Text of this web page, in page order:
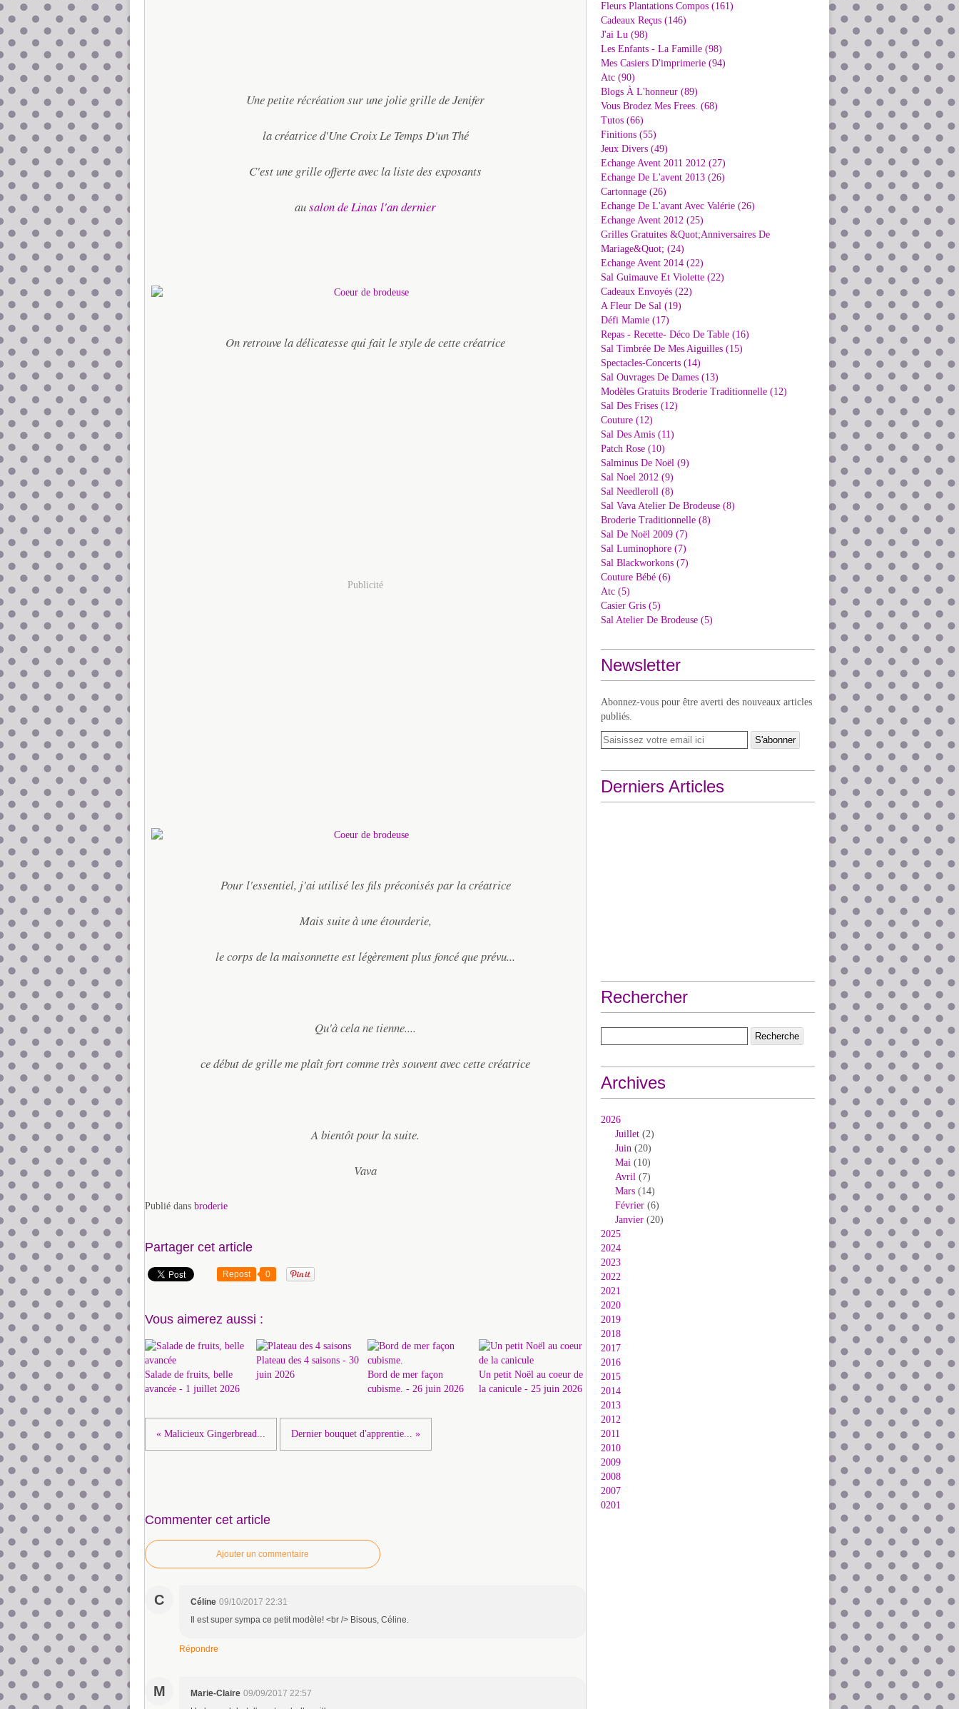
Une petite récréation sur une jolie grille de Jenifer
la créatrice d'Une Croix Le Temps D'un Thé
C'est une grille offerte avec la liste des exposants
ausalon de Linas l'an dernier
On retrouve la délicatesse qui fait le style de cette créatrice
Publicité
Pour l'essentiel, j'ai utilisé les fils préconisés par la créatrice
Mais suite à une étourderie,
le corps de la maisonnette est légèrement plus foncé que prévu...
Qu'à cela ne tienne....
ce début de grille me plaît fort comme très souvent avec cette créatrice
A bientôt pour la suite.
Vava
Publié dans broderie
Partager cet article
Repost 0
Vous aimerez aussi :
Salade de fruits, belle
avancée - 1 juillet 2026
Plateau des 4 saisons - 30
juin 2026
Bord de mer façon
cubisme. - 26 juin 2026
Un petit Noël au coeur de
la canicule - 25 juin 2026
« Malicieux Gingerbread... Dernier bouquet d'apprentie... »
Commenter cet article
Ajouter un commentaire
C Céline 09/10/2017 22:31
Il est super sympa ce petit modèle! <br /> Bisous, Céline.
Répondre
M Marie-Claire 09/09/2017 22:57
Fleurs Plantations Compos (161)
Cadeaux Reçus (146)
J'ai Lu (98)
Les Enfants - La Famille (98)
Mes Casiers D'imprimerie (94)
Atc (90)
Blogs À L'honneur (89)
Vous Brodez Mes Frees. (68)
Tutos (66)
Finitions (55)
Jeux Divers (49)
Echange Avent 2011 2012 (27)
Echange De L'avent 2013 (26)
Cartonnage (26)
Echange De L'avant Avec Valérie (26)
Echange Avent 2012 (25)
Grilles Gratuites &Quot;Anniversaires De
Mariage&Quot; (24)
Echange Avent 2014 (22)
Sal Guimauve Et Violette (22)
Cadeaux Envoyés (22)
A Fleur De Sal (19)
Défi Mamie (17)
Repas - Recette- Déco De Table (16)
Sal Timbrée De Mes Aiguilles (15)
Spectacles-Concerts (14)
Sal Ouvrages De Dames (13)
Modèles Gratuits Broderie Traditionnelle (12)
Sal Des Frises (12)
Couture (12)
Sal Des Amis (11)
Patch Rose (10)
Salminus De Noël (9)
Sal Noel 2012 (9)
Sal Needleroll (8)
Sal Vava Atelier De Brodeuse (8)
Broderie Traditionnelle (8)
Sal De Noël 2009 (7)
Sal Luminophore (7)
Sal Blackworkons (7)
Couture Bébé (6)
Atc (5)
Casier Gris (5)
Sal Atelier De Brodeuse (5)
Newsletter
Abonnez-vous pour être averti des nouveaux articles
publiés.
Derniers Articles
Rechercher
Archives
2026
Juillet (2)
Juin (20)
Mai (10)
Avril (7)
Mars (14)
Février (6)
Janvier (20)
2025
2024
2023
2022
2021
2020
2019
2018
2017
2016
2015
2014
2013
2012
2011
2010
2009
2008
2007
0201